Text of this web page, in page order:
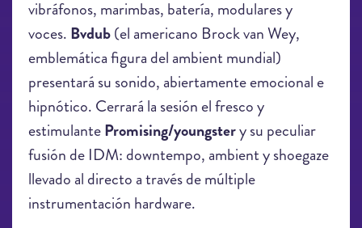
vibráfonos, marimbas, batería, modulares y
voces. Bvdub(el americano Brock van Wey,
emblemática figura del ambient mundial)
presentará su sonido, abiertamente emocional e
hipnótico. Cerrará la sesión el fresco y
estimulantePromising/youngstery su peculiar
fusión de IDM: downtempo, ambient y shoegaze
llevado al directo a través de múltiple
instrumentación hardware.